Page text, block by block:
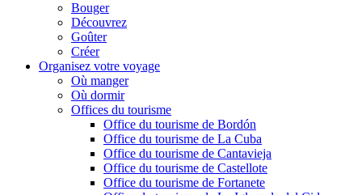
Bouger
Découvrez
Goûter
Créer
Organisez votre voyage
Où manger
Où dormir
Offices du tourisme
Office du tourisme de Bordón
Office du tourisme de La Cuba
Office du tourisme de Cantavieja
Office du tourisme de Castellote
Office du tourisme de Fortanete